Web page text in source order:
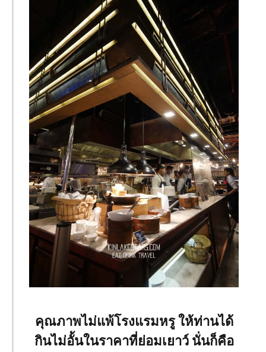
คุณภาพไม่แพ้โรงแรมหรู ให้ท่านได้
กินไม่อั้นในราคาที่ย่อมเยาว์ นั่นก็คือ